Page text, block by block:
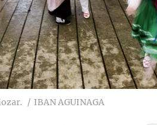
IBAN AGUINAGA